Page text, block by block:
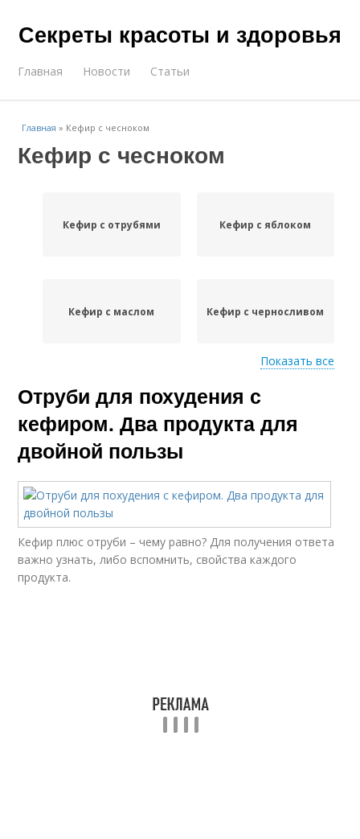
Секреты красоты и здоровья
Главная Новости Статьи
Главная » Кефир с чесноком
Кефир с чесноком
Кефир с отрубями Кефир с яблоком
Кефир с маслом Кефир с черносливом
Кефир с бананом Кефир с чем
Кефир для похудения Кефир на ночь
Кефир с корицей
Показать все
Отруби для похудения с
кефиром. Два продукта для
двойной пользы
Кефир плюс отруби – чему равно? Для получения ответа
важно узнать, либо вспомнить, свойства каждого
продукта.